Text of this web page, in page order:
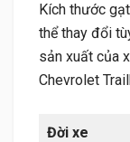
Kích thước
thể thay đổi
sản xuất của
Chevrolet
Đời xe